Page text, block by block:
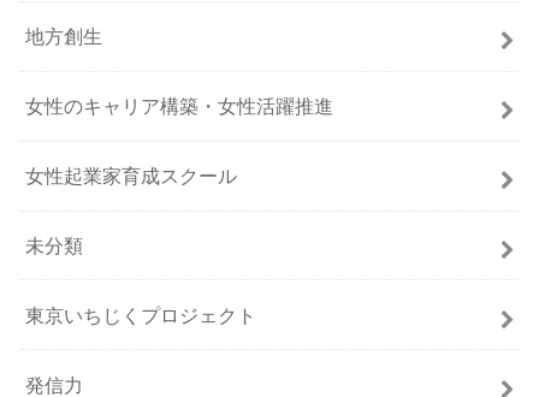
地方創生
女性のキャリア構築・女性活躍推進
女性起業家育成スクール
未分類
東京いちじくプロジェクト
発信力